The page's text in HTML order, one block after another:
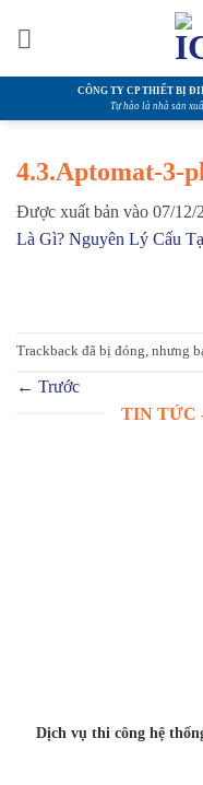
CÔNG TY CP THIẾT BỊ
Tự hào là nhà sản
4.3.Aptomat-3-
Được xuất bản vào 07/12/
Là Gì? Nguyên Lý Cấu
Trackback đã bị đóng, nhưng
← Trước
TIN TỨC
Dịch vụ thi công hệ